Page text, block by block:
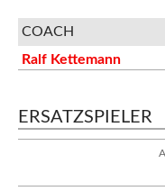
COACH
Ralf Kettemann
ERSATZSPIELER